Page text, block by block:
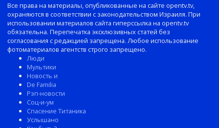
Все права на материалы, опубликованные на сайте opentv.tv,
охраняются в соответствии с законодательством Израиля. При
использовании материалов сайта гиперссылка на opentv.tv
обязательна. Перепечатка эксклюзивных статей без
согласования с редакцией запрещена. Любое использование
фотоматериалов агентств строго запрещено.
Люди
Мультики
Новость и
De Familia
Рэп-новости
Соц-и-ум
Спасение Титаника
Услышано